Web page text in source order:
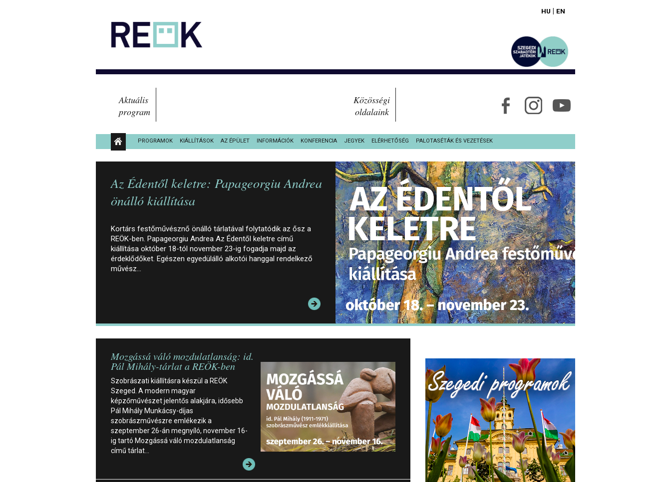
Aktuális
program
Közösségi
oldalaink
HU | EN
PROGRAMOK KIÁLLÍTÁSOK AZ ÉPÜLET INFORMÁCIÓK KONFERENCIA JEGYEK ELÉRHETŐSÉG PALOTASÉTÁK ÉS VEZETÉSEK
KÖZÉRDEKŰ ADATOK
Az Édentől keletre: Papageorgiu Andrea
önálló kiállítása
Kortárs festőművésznő önálló tárlatával folytatódik az ősz a
REÖK-ben. Papageorgiu Andrea Az Édentől keletre című
kiállítása október 18-tól november 23-ig fogadja majd az
érdeklődőket. Egészen egyedülálló alkotói hanggal rendelkező
művész…
Mozgássá váló mozdulatlanság: id.
Pál Mihály-tárlat a REÖK-ben
Szobrászati kiállításra készül a REÖK
Szeged. A modern magyar
képzőművészet jelentős alakjára, idősebb
Pál Mihály Munkácsy-díjas
szobrászművészre emlékezik a
szeptember 26-án megnyíló, november 16-
ig tartó Mozgássá váló mozdulatlanság
című tárlat…